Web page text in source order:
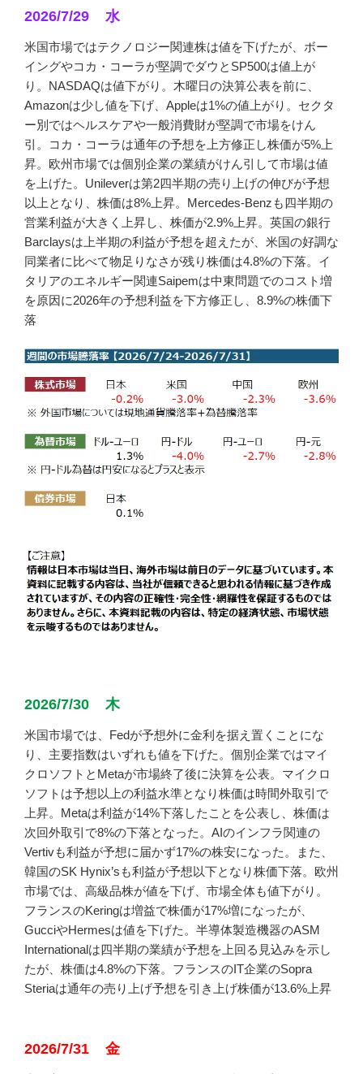
2026/7/29 水
米国市場ではテクノロジー関連株は値を下げたが、ボー
イングやコカ・コーラが堅調でダウとSP500は値上が
り。NASDAQは値下がり。木曜日の決算公表を前に、
Amazonは少し値を下げ、Appleは1%の値上がり。セクタ
ー別ではヘルスケアや一般消費財が堅調で市場をけん
引。コカ・コーラは通年の予想を上方修正し株価が5%上
昇。欧州市場では個別企業の業績がけん引して市場は値
を上げた。Unileverは第2四半期の売り上げの伸びが予想
以上となり、株価は8%上昇。Mercedes-Benzも四半期の
営業利益が大きく上昇し、株価が2.9%上昇。英国の銀行
Barclaysは上半期の利益が予想を超えたが、米国の好調な
同業者に比べて物足りなさが残り株価は4.8%の下落。イ
タリアのエネルギー関連Saipemは中東問題でのコスト増
を原因に2026年の予想利益を下方修正し、8.9%の株価下
落
2026/7/30 木
米国市場では、Fedが予想外に金利を据え置くことにな
り、主要指数はいずれも値を下げた。個別企業ではマイ
クロソフトとMetaが市場終了後に決算を公表。マイクロ
ソフトは予想以上の利益水準となり株価は時間外取引で
上昇。Metaは利益が14%下落したことを公表し、株価は
次回外取引で8%の下落となった。AIのインフラ関連の
Vertivも利益が予想に届かず17%の株安になった。また、
韓国のSK Hynix’sも利益が予想以下となり株価下落。欧州
市場では、高級品株が値を下げ、市場全体も値下がり。
フランスのKeringは増益で株価が17%増になったが、
GucciやHermesは値を下げた。半導体製造機器のASM
Internationalは四半期の業績が予想を上回る見込みを示し
たが、株価は4.8%の下落。フランスのIT企業のSopra
Steriaは通年の売り上げ予想を引き上げ株価が13.6%上昇
2026/7/31 金